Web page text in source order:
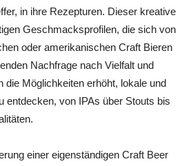
in ihre Rezepturen. Dieser kreative
Geschmacksprofilen, die sich von
oder amerikanischen Craft Bieren
Nachfrage nach Vielfalt und
die Möglichkeiten erhöht, lokale und
entdecken, von IPAs über Stouts bis
einer eigenständigen Craft Beer